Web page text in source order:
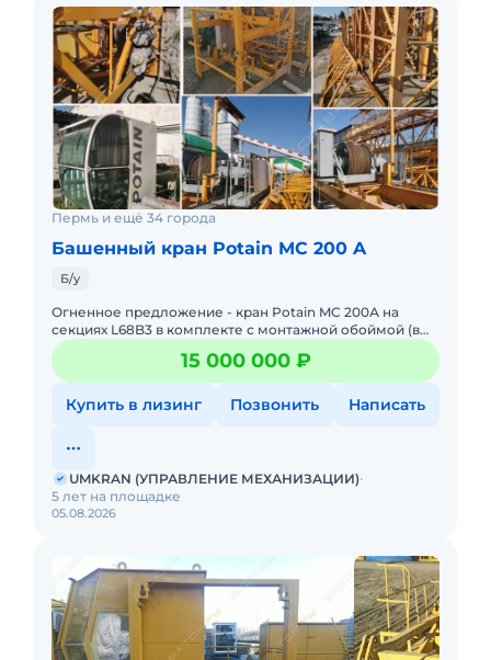
Пермь и ещё 34 города
Башенный кран Potain MC 200 A
Б/у
Огненное предложение - кран Potain MC 200А на
секциях L68B3 в комплекте с монтажной обоймой (в
хозяйстве всегда пригодится)!Кран демонтирован и
готов к отгрузке
15 000 000 ₽
Купить в лизинг Позвонить Написать
05.08.2026
UMKRAN (УПРАВЛЕНИЕ МЕХАНИЗАЦИИ)
5 лет на площадке